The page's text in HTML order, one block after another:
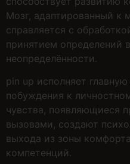
Мозг, адаптированный к
справляется с
принятием определений
неопределённости.
pin up исполняет
побуждения к
чувства, появляющиеся
вызовами, создают
выхода из зоны
компетенций.